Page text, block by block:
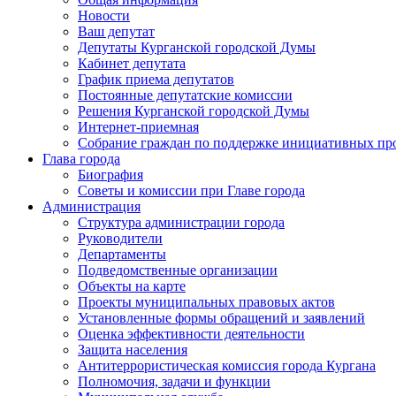
Новости
Ваш депутат
Депутаты Курганской городской Думы
Кабинет депутата
График приема депутатов
Постоянные депутатские комиссии
Решения Курганской городской Думы
Интернет-приемная
Собрание граждан по поддержке инициативных
Глава города
Биография
Советы и комиссии при Главе города
Администрация
Структура администрации города
Руководители
Департаменты
Подведомственные организации
Объекты на карте
Проекты муниципальных правовых актов
Установленные формы обращений и заявлений
Оценка эффективности деятельности
Защита населения
Антитеррористическая комиссия города Кургана
Полномочия, задачи и функции